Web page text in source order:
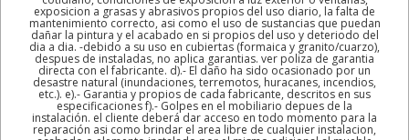
exposicion a grasas y abrasivos propios del uso diario, la falta de
mantenimiento correcto, asi como el uso de sustancias que puedan
dañar la pintura y el acabado en si propios del uso y deteriodo del
dia a dia. -debido a su uso en cubiertas (formaica y granito/cuarzo),
despues de instaladas, no aplica garantias. ver poliza de garantia
directa con el fabricante. d).- El daño ha sido ocasionado por un
desastre natural (inundaciones, terremotos, huracanes, incendios,
etc.). e).- Garantia y propios de cada fabricante, descritos en sus
especificaciones f).- Golpes en el mobiliario depues de la
instalación. el cliente deberá dar acceso en todo momento para la
reparación asi como brindar el area libre de cualquier instalacion,